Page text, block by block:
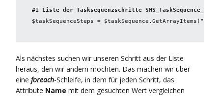
#1 Liste der Tasksequenzschritte
$taskSequenceSteps =
Als nächstes suchen wir unseren Schritt aus der Liste
heraus, den wir ändern möchten. Das machen wir über
eine foreach-Schleife, in dem für jeden Schritt, das
Attribute Name mit dem gesuchten Wert vergleichen